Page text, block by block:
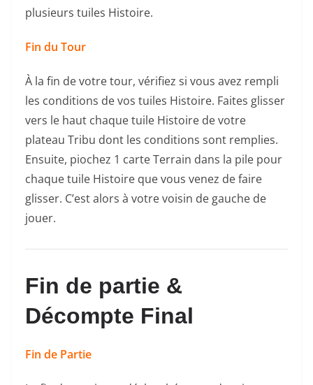
plusieurs tuiles Histoire.
Fin du Tour
À la fin de votre tour, vérifiez si vous avez rempli
les conditions de vos tuiles Histoire. Faites glisser
vers le haut chaque tuile Histoire de votre
plateau Tribu dont les conditions sont remplies.
Ensuite, piochez 1 carte Terrain dans la pile pour
chaque tuile Histoire que vous venez de faire
glisser. C’est alors à votre voisin de gauche de
jouer.
Fin de partie &
Décompte Final
Fin de Partie